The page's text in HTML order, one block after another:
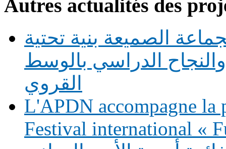
Autres actualités des
الصميعة بنية تحتية
الدراسي بالوسط
القروي
L'APDN accompagne la
Festival international «